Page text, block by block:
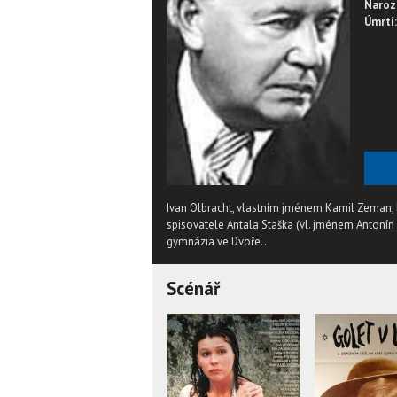
Úmrtí:
Ivan Olbracht, vlastním jménem Kamil
spisovatele Antala Staška (vl. jménem
gymnázia ve Dvoře...
Scénář